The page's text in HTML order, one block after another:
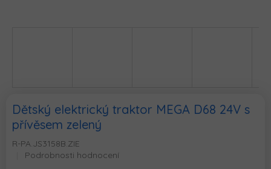
Dětský elektrický traktor MEGA D68 24V s
přívěsem zelený
R-PA.JS3158B.ZIE
Průměrné
Podrobnosti hodnocení